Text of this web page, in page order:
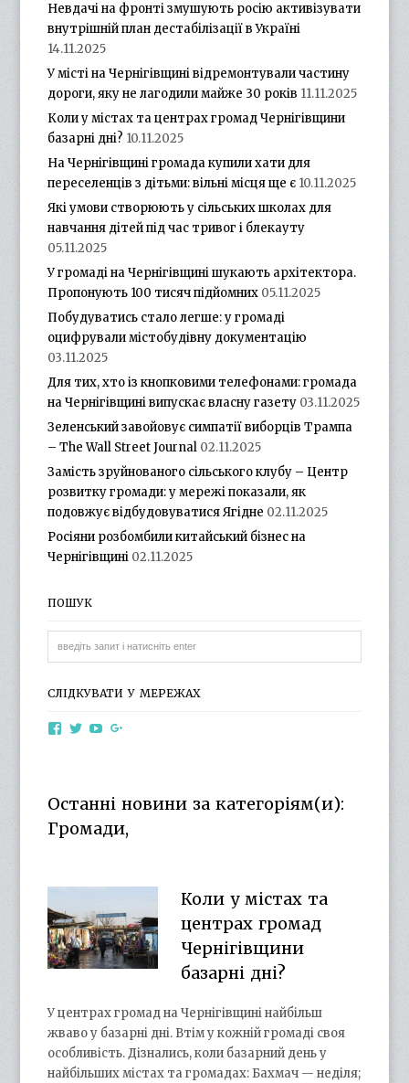
Невдачі на фронті змушують росію активізувати
внутрішній план дестабілізації в Україні
14.11.2025
У місті на Чернігівщині відремонтували частину
дороги, яку не лагодили майже 30 років 11.11.2025
Коли у містах та центрах громад Чернігівщини
базарні дні? 10.11.2025
На Чернігівщині громада купили хати для
переселенців з дітьми: вільні місця ще є 10.11.2025
Які умови створюють у сільських школах для
навчання дітей під час тривог і блекауту
05.11.2025
У громаді на Чернігівщині шукають архітектора.
Пропонують 100 тисяч підйомних 05.11.2025
Побудуватись стало легше: у громаді
оцифрували містобудівну документацію
03.11.2025
Для тих, хто із кнопковими телефонами: громада
на Чернігівщині випускає власну газету 03.11.2025
Зеленський завойовує симпатії виборців Трампа
– The Wall Street Journal 02.11.2025
Замість зруйнованого сільського клубу – Центр
розвитку громади: у мережі показали, як
подовжує відбудовуватися Ягідне 02.11.2025
Росіяни розбомбили китайський бізнес на
Чернігівщині 02.11.2025
ПОШУК
СЛІДКУВАТИ У МЕРЕЖАХ
ViewViewView
YouTube
Останні новини за категоріям(и):
Громади,
Коли у містах та
центрах громад
Чернігівщини
базарні дні?
У центрах громад на Чернігівщині найбільш
жваво у базарні дні. Втім у кожній громаді своя
особливість. Дізнались, коли базарний день у
найбільших містах та громадах: Бахмач — неділя;